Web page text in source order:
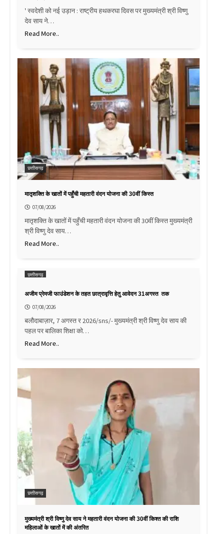
' स्वदेशी को नई उड़ान : राष्ट्रीय हथकरघा दिवस पर मुख्यमंत्री श्री विष्णु
देव साय ने…
Read More..
छत्तीसगढ़
मातृशक्ति के खातों में पहुँची महतारी वंदन योजना की 30वीं किस्त
07/08/2026
मातृशक्ति के खातों में पहुँची महतारी वंदन योजना की 30वीं किस्त मुख्यमंत्री
श्री विष्णु देव साय…
Read More..
छत्तीसगढ़
अजीम प्रेमजी फाउंडेशन के तहत छात्रावृत्ति हेतु आवेदन 31अगस्त तक
07/08/2026
बलौदाबाज़ार, 7 अगस्त र 2026/sns/- मुख्यमंत्री श्री विष्णु देव साय की
पहल पर बालिका शिक्षा को…
Read More..
छत्तीसगढ़
मुख्यमंत्री श्री विष्णु देव साय ने महतारी वंदन योजना की 30वीं किश्त की राशि
महिलाओं के खातों में की अंतरित